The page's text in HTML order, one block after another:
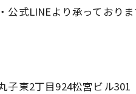
式LINEより承っておりま
子東2丁目924松宮ビル301